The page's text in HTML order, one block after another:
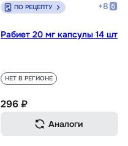
ПО РЕЦЕПТУ +8
Рабиет 20 мг капсулы 14 шт
НЕТ В РЕГИОНЕ
296 ₽
Аналоги